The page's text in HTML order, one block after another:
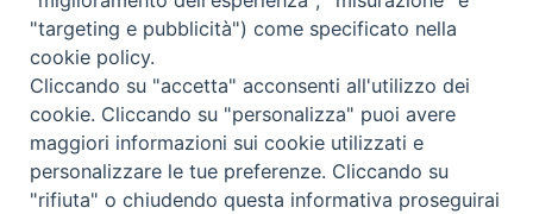
l m m g v s
d
27
28
3
4 5 6 7 8
9
10
11 12 13 14 15
17
18 19 21
"targeting e pubblicità") come specificato nella
cookie policy.
Cliccando su "accetta" acconsenti all'utilizzo dei
cookie. Cliccando su "personalizza" puoi avere
maggiori informazioni sui cookie utilizzati e
personalizzare le tue preferenze. Cliccando su
"rifiuta" o chiudendo questa informativa proseguirai